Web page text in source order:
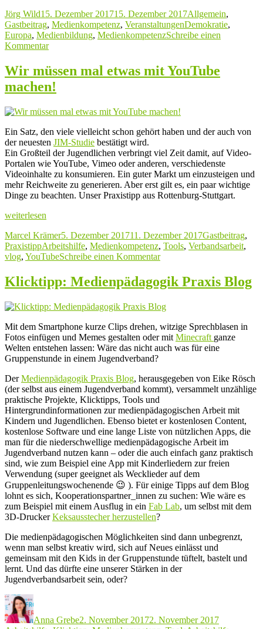
Autor
Jörg WildVeröffentlicht
am
15. Dezember 201715. Dezember 2017Kategorien
Allgemein,
Gastbeitrag, Medienkompetenz, VeranstaltungenSchlagwörter
Demokratie,
Europa, Medienbildung, MedienkompetenzSchreibe einen
Kommentarzu
für
alle
(bis 2025!)
Wir müssen mal etwas mit YouTube
machen!
Ein Satz, den viele vielleicht schon gehört haben und der auch von
der neuesten JIM-Studie bestätigt wird.
Ein Großteil der Jugendlichen verbringt viel Zeit damit, auf Video-
Portalen wie YouTube, Vimeo oder anderen, verschiedenste
Videoinhalte zu konsumieren. Ein guter Markt um einzusteigen und
mehr Reichweite zu generieren. Aber erst gilt es, ein paar wichtige
Dinge zu beachten. Unser Praxistipp aus Rottenburg-Stuttgart.
„Wir
mal
etwas
mit
machen!“
weiterlesen
Autor
Marcel KrämerVeröffentlicht
am
5. Dezember 201711. Dezember 2017Kategorien
Gastbeitrag,
PraxistippSchlagwörter
Arbeitshilfe, Medienkompetenz, Tools, Verbandsarbeit,
vlog, YouTubeSchreibe einen Kommentarzu
müssen
mal
mit
machen!
Klicktipp: Medienpädagogik Praxis Blog
Mit dem Smartphone kurze Clips drehen, witzige Sprechblasen in
Fotos einfügen und Memes gestalten oder mit Minecraft ganze
Welten entstehen lassen: Wäre das nicht auch was für eine
Gruppenstunde in einem Jugendverband?
DerMedienpädagogik Praxis Blog, herausgegeben von Eike Rösch
(der selbst aus einem Jugendverband kommt), versammelt unzählige
praktische Projekte, Klicktipps, Tools und
Hintergrundinformationen zur medienpädagogischen Arbeit mit
Kindern und Jugendlichen. Ebenso bietet er kostenlosen Content,
kostenlose Software und eine lange Liste von nützlichen Apps, die
man für die niederschwellige medienpädagogische Arbeit im
Jugendverband nutzen kann – oder die auch einfach ganz praktisch
sind, wie zum Beispiel eine App mit Kinderliedern zur freien
Verwendung (super geeignet als Wecklieder auf dem
Gruppenleitungswochenende 😉 ). Für einige Tipps auf dem Blog
lohnt es sich, Kooperationspartner_innen zu suchen: Wie wäre es
zum Beispiel mit einem Ausflug in ein Fab Lab, um selbst mit dem
3D-DruckerKeksausstecher herzustellen?
Die medienpädagogischen Möglichkeiten sind dann unbegrenzt,
wenn man selbst kreativ wird, sich auf Neues einlässt und
gemeinsam mit den Kids in der Gruppenstunde tüftelt, bastelt und
lernt. Und das dürfte eine unserer Stärken in der
Jugendverbandsarbeit sein, oder?
Anna Grebe2. November 20172. November 2017